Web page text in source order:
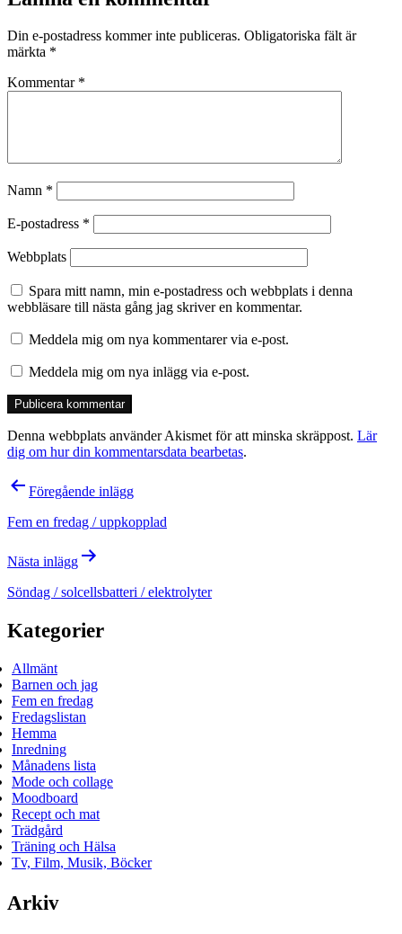
Din e-postadress kommer inte publiceras. Obligatoriska fält är
märkta *
Kommentar *
Namn *
E-postadress *
Webbplats
Spara mitt namn, min e-postadress och webbplats i denna
webbläsare till nästa gång jag skriver en kommentar.
Meddela mig om nya kommentarer via e-post.
Meddela mig om nya inlägg via e-post.
Denna webbplats använder Akismet för att minska skräppost. Lär
dig om hur din kommentarsdata bearbetas.
Inläggsnavigering
Föregående inlägg
Fem en fredag / uppkopplad
Nästa inlägg
Söndag / solcellsbatteri / elektrolyter
Kategorier
Allmänt
Barnen och jag
Fem en fredag
Fredagslistan
Hemma
Inredning
Månadens lista
Mode och collage
Moodboard
Recept och mat
Trädgård
Träning och Hälsa
Tv, Film, Musik, Böcker
Arkiv